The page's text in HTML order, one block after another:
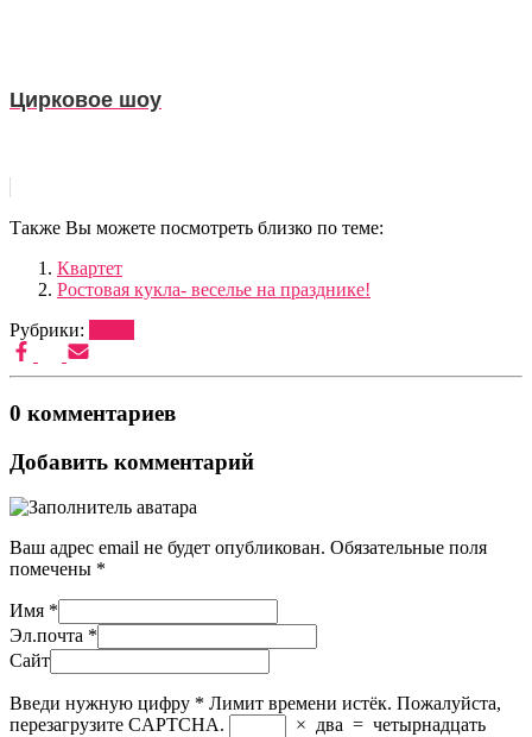
Цирковое шоу
Также Вы можете посмотреть близко по теме:
Квартет
Ростовая кукла- веселье на празднике!
Рубрики:
0 комментариев
Добавить комментарий
Ваш адрес email не будет опубликован. Обязательные поля
помечены *
Имя *
Эл.почта *
Сайт
Введи нужную цифру * Лимит времени истёк. Пожалуйста,
перезагрузите CAPTCHA.
× два = четырнадцать